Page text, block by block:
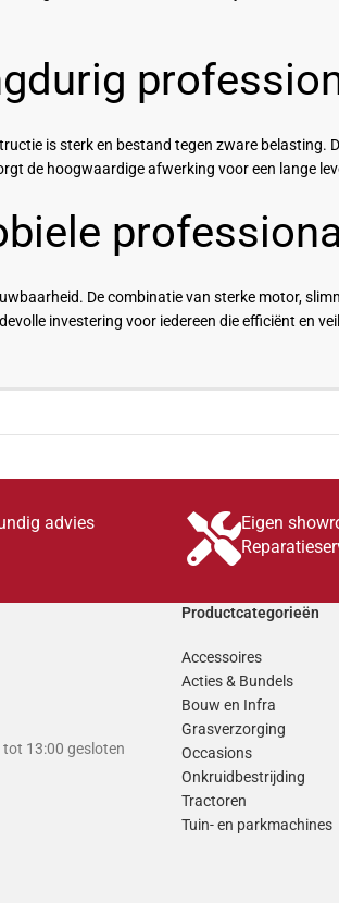
is sterk en bestand tegen zware
de hoogwaardige afwerking voor een lange
De combinatie van sterke motor,
investering voor iedereen die efficiënt en
advies
Eigen
tot 13:00 gesloten
Productcategorieën
Accessoires
Acties & Bundels
Bouw en Infra
Grasverzorging
Occasions
Onkruidbestrijding
Tractoren
Tuin- en parkmachines